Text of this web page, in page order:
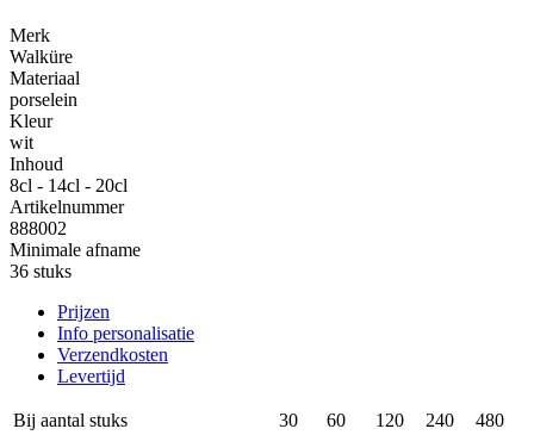
Merk
Walküre
Materiaal
porselein
Kleur
wit
Inhoud
8cl - 14cl - 20cl
Artikelnummer
888002
Minimale afname
36 stuks
Prijzen
Info personalisatie
Verzendkosten
Levertijd
Bij aantal stuks 30 60 120 240
480